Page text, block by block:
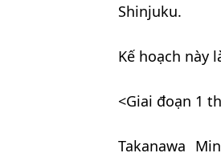
Shinjuku.
Kế hoạch này
<Giai đoạn 1
Takanawa